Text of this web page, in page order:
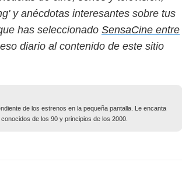
y anécdotas interesantes sobre tus
has seleccionado SensaCine entre
diario al contenido de este sitio
de los estrenos en la pequeña pantalla. Le encanta
de los 90 y principios de los 2000.